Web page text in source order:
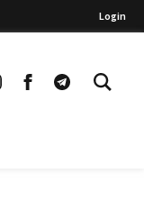
Login